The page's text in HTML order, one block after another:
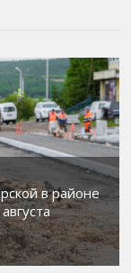
в районе